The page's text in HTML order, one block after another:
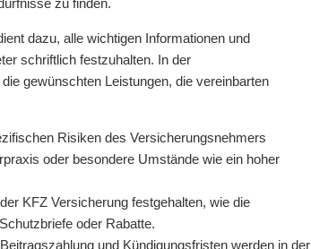
zu finden.
dazu, alle wichtigen Informationen und
schriftlich festzuhalten. In der
gewünschten Leistungen, die vereinbarten
Risiken des Versicherungsnehmers
oder besondere Umstände wie ein hoher
KFZ Versicherung festgehalten, wie die
oder Rabatte.
und Kündigungsfristen werden in der